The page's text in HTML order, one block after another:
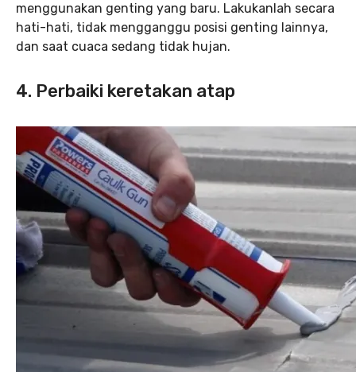
menggunakan genting yang baru. Lakukanlah secara
hati-hati, tidak mengganggu posisi genting lainnya,
dan saat cuaca sedang tidak hujan.
4. Perbaiki keretakan atap